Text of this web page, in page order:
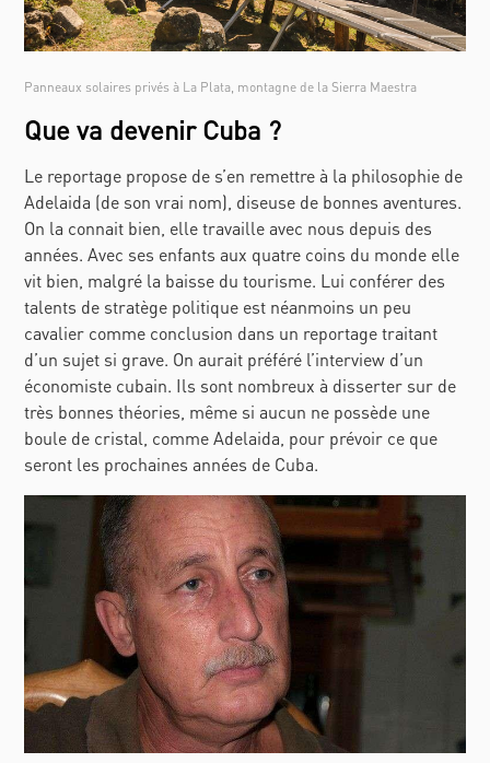
Panneaux solaires privés à La Plata, montagne de la Sierra Maestra
Que va devenir Cuba ?
Le reportage propose de s’en remettre à la philosophie de
Adelaida (de son vrai nom), diseuse de bonnes aventures.
On la connait bien, elle travaille avec nous depuis des
années. Avec ses enfants aux quatre coins du monde elle
vit bien, malgré la baisse du tourisme. Lui conférer des
talents de stratège politique est néanmoins un peu
cavalier comme conclusion dans un reportage traitant
d’un sujet si grave. On aurait préféré l’interview d’un
économiste cubain. Ils sont nombreux à disserter sur de
très bonnes théories, même si aucun ne possède une
boule de cristal, comme Adelaida, pour prévoir ce que
seront les prochaines années de Cuba.